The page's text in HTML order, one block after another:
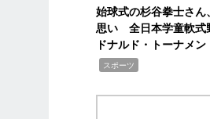
始球式の杉谷拳士さん
思い 全日本学童軟式
ドナルド・トーナメ
スポーツ